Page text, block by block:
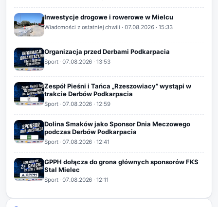
Inwestycje drogowe i rowerowe w Mielcu
Wiadomości z ostatniej chwili · 07.08.2026· 15:33
Organizacja przed Derbami Podkarpacia
Sport·07.08.2026 · 13:53
Zespół Pieśni i Tańca „Rzeszowiacy” wystąpi w
trakcie Derbów Podkarpacia
Sport·07.08.2026 · 12:59
Dolina Smaków jako Sponsor Dnia Meczowego
podczas Derbów Podkarpacia
Sport·07.08.2026 · 12:41
GPPH dołącza do grona głównych sponsorów FKS
Stal Mielec
Sport·07.08.2026 · 12:11